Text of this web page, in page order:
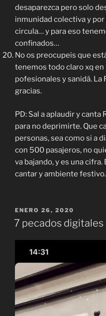
desaparezca pero solo
inmunidad colectiva y
circula… y para eso
confinados…
No os preocupeis que
tenemos todo claro xq en
pofesionales y sanidá. La
gracias.
PD: Sal a aplaudir y
para no deprimirte. Que
personas, sea como si a
con 500 pasajeros, no
va bajando, y es una
cantar y ambiente festivo.
PUBLICADO
EL
ENERO 26, 2020
7 pecados digitales